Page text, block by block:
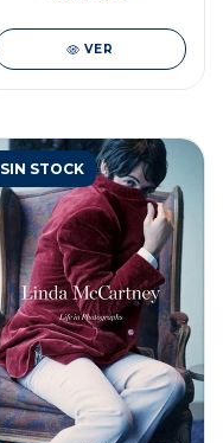
VER
SIN STOCK